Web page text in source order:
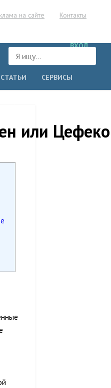
на сайте Контакты
ВХОД
СТАТЬИ СЕРВИСЫ
или